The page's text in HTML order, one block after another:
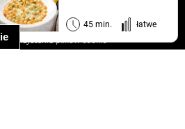
45 min. łatwe
regulamin
o prywatności
plików cookie